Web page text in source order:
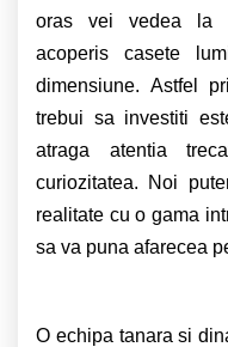
oras vei vedea la
acoperis casete
dimensiune. Astfel
trebui sa investiti
atraga atentia
curiozitatea. Noi
realitate cu o gama
sa va puna afarecea
O echipa tanara si